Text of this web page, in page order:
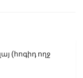
(հոգիդ ողջ